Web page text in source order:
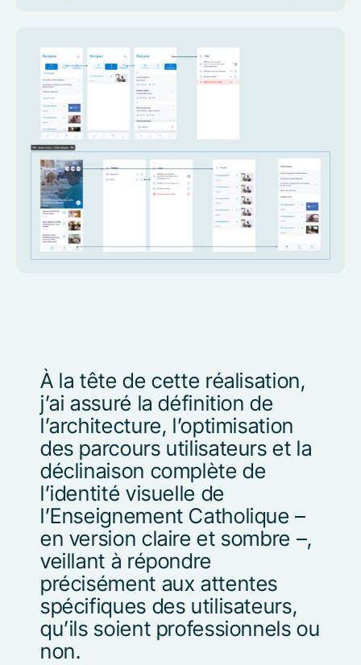
À la tête de cette réalisation,
j’ai assuré la définition de
l’architecture, l’optimisation
des parcours utilisateurs et la
déclinaison complète de
l’identité visuelle de
l’Enseignement Catholique –
en version claire et sombre –,
veillant à répondre
précisément aux attentes
spécifiques des utilisateurs,
qu’ils soient professionnels ou
non.